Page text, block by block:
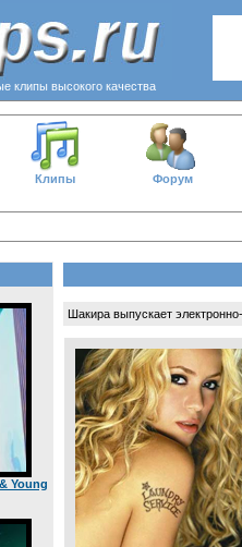
клипы высокого качества
Клипы Форум
Young
Шакира выпускает